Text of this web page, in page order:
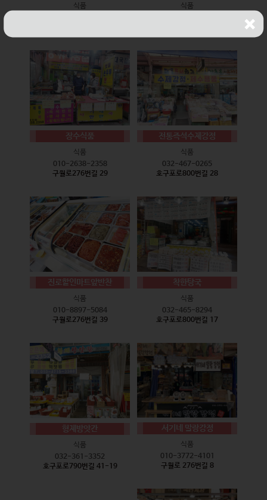
식품
식품
장수식품
식품
010-2638-2358
구월로276번길 29
전통즉석수제강정
식품
032-467-0265
호구포로800번길 28
진로할인마트앞반찬
식품
010-8897-5084
구월로276번길 39
착한탕국
식품
032-465-8294
호구포로800번길 17
형제방앗간
식품
032-361-3352
호구포로790번길 41-19
서기네 말랑강정
식품
010-3772-4101
구월로 276번길 8